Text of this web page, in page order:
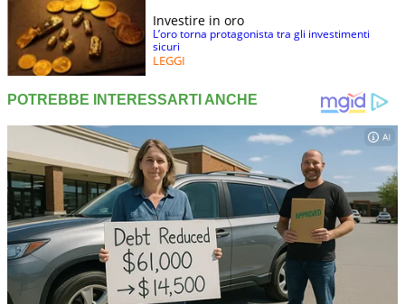
Investire in oro
L’oro torna protagonista tra gli investimenti
sicuri
LEGGI